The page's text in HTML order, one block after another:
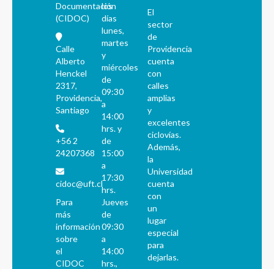
Documentación
(CIDOC)
Calle
Alberto
Henckel
2317,
Providencia,
Santiago
+56 2
24207368
cidoc@uft.cl
Para
más
información
sobre
el
CIDOC
los
días
lunes,
martes
y
miércoles
de
09:30
a
14:00
hrs. y
de
15:00
a
17:30
hrs.
Jueves
de
09:30
a
14:00
hrs.,
El
sector
de
Providencia
cuenta
con
calles
amplias
y
excelentes
ciclovías.
Además,
la
Universidad
cuenta
con
un
lugar
especial
para
dejarlas.